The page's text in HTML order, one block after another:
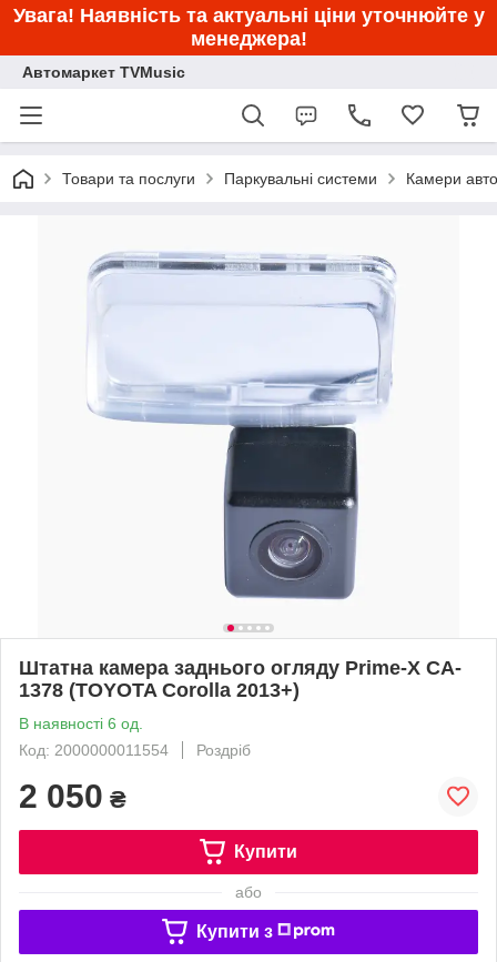
Увага! Наявність та актуальні ціни уточнюйте у
менеджера!
Автомаркет TVMusic
Товари та послуги Паркувальні системи Камери
Штатна камера заднього огляду Prime-X CA-
1378 (TOYOTA Corolla 2013+)
В наявності 6 од.
Код: 2000000011554
Роздріб
2 050 ₴
Купити
або
Купити з